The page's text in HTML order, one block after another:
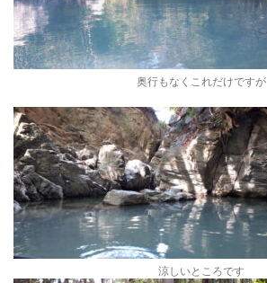
奥行もなくこれだけですが
涼しいところです